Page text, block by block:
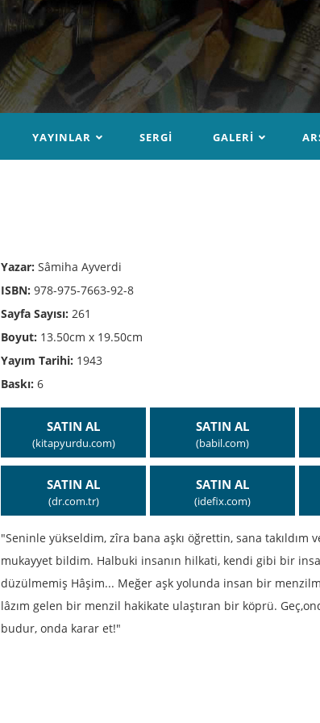
YAYINLAR SERGI GALERI
Yazar: Sâmiha Ayverdi
ISBN: 978-975-7663-92-8
Sayfa Sayısı: 261
Boyut: 13.50cm x 19.50cm
Yayım Tarihi: 1943
Baskı: 6
SATIN AL
(kitapyurdu.com)
SATIN AL
(babil.com)
SATIN AL
(dr.com.tr)
SATIN AL
(idefix.com)
"Seninle yükseldim, zîra bana aşkı öğrettin, sana takıldım
mukayyet bildim. Halbuki insanın hilkati, kendi gibi bir
düzülmemiş Hâşim... Meğer aşk yolunda insan bir
lâzım gelen bir menzil hakikate ulaştıran bir köprü.
budur, onda karar et!"